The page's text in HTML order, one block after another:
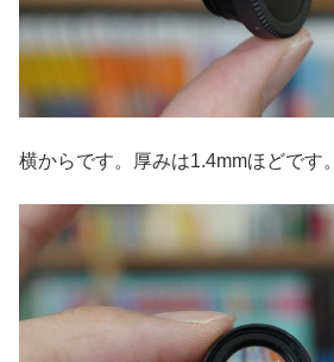
横からです。厚みは1.4mmほどです。